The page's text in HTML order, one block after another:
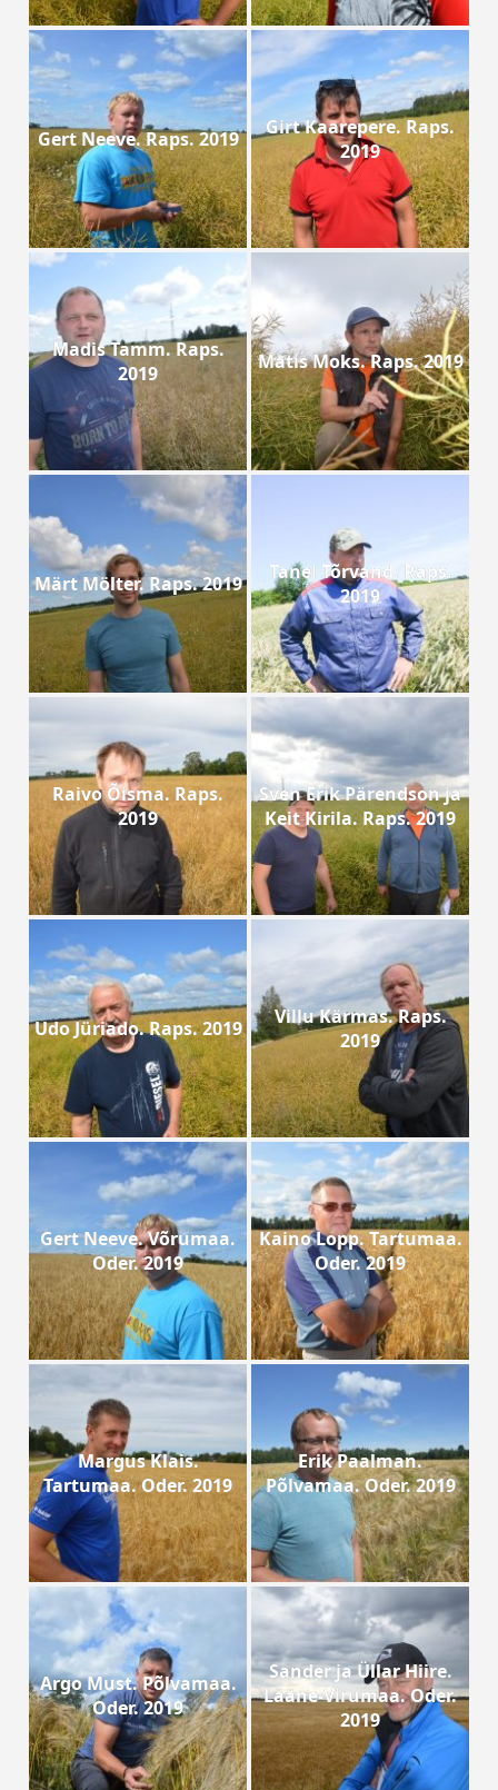
Gert Neeve. Raps. 2019
Girt Kaarepere. Raps.
2019
Madis Tamm. Raps.
2019
Matis Moks. Raps. 2019
Märt Mölter. Raps. 2019
Tanel Tõrvand. Raps.
2019
Raivo Õisma. Raps.
2019
Sven Erik Pärendson ja
Keit Kirila. Raps. 2019
Udo Jüriado. Raps. 2019
Villu Kärmas. Raps.
2019
Gert Neeve. Võrumaa.
Oder. 2019
Kaino Lopp. Tartumaa.
Oder. 2019
Margus Klais.
Tartumaa. Oder. 2019
Erik Paalman.
Põlvamaa. Oder. 2019
Argo Must. Põlvamaa.
Oder. 2019
Sander ja Üllar Hiire.
Lääne-Virumaa. Oder.
2019